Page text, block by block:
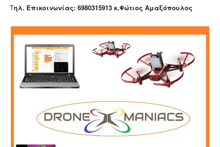
Τηλ. Επικοινωνίας: 6980315913 κ.Φώτιος Αμαξόπουλος